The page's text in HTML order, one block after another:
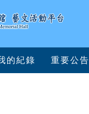
的紀錄 重要公告